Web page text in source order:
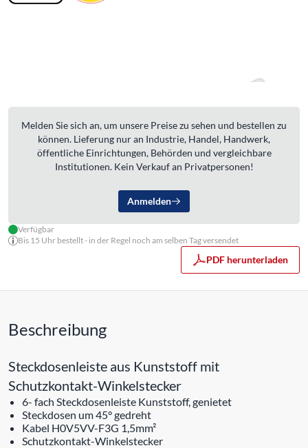
Melden Sie sich an, um unsere Preise zu sehen und bestellen zu
können. Lieferung nur an Industrie, Handel, Handwerk,
öffentliche Einrichtungen, Behörden und vergleichbare
Institutionen. Kein Verkauf an Privatpersonen!
Anmelden
Verfügbar
Bis 15 Uhr bestellt - in der Regel noch am selben Tag versendet
PDF herunterladen
Beschreibung
Steckdosenleiste aus Kunststoff mit
Schutzkontakt-Winkelstecker
6- fach Steckdosenleiste Kunststoff, genietet
Steckdosen um 45° gedreht
Kabel H0V5VV-F3G 1,5mm²
Schutzkontakt-Winkelstecker